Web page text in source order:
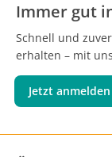
Immer gut
Schnell und
erhalten – mit
Jetzt anmelden